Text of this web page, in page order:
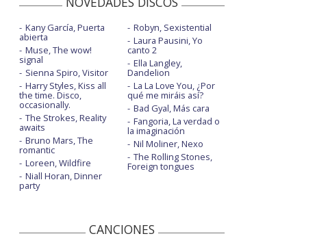
Kany García, Puerta
abierta
Muse, The wow!
signal
Sienna Spiro, Visitor
Harry Styles, Kiss all
the time. Disco,
occasionally.
The Strokes, Reality
awaits
Bruno Mars, The
romantic
Loreen, Wildfire
Niall Horan, Dinner
party
Robyn, Sexistential
Laura Pausini, Yo
canto 2
Ella Langley,
Dandelion
La La Love You, ¿Por
qué me miráis así?
Bad Gyal, Más cara
Fangoria, La verdad o
la imaginación
Nil Moliner, Nexo
The Rolling Stones,
Foreign tongues
CANCIONES